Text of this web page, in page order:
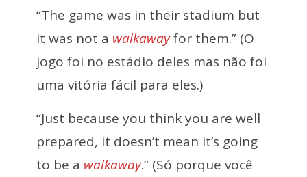
“The game was in their stadium but
it was not a walkawayfor them.” (O
jogo foi no estádio deles mas não foi
uma vitória fácil para eles.)
“Just because you think you are well
prepared, it doesn’t mean it’s going
to be a walkaway.” (Só porque você